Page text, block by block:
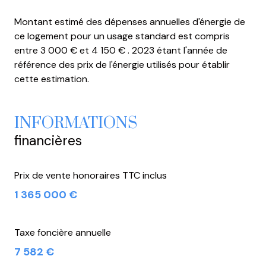
Consommation en énergie finale comprise entre 3000
et 4150 €
Estimation annuelle de la consommation d’énergie du
logement 50 727 kWh
Les coûts sont estimés en fonction des
chaude sanitaire, climatisation, Éclairage, auxiliaires).
ERP Présence de risque(s)
disponibles sur le site Géorisques :
www.georisques.gouv.fr.
Inclus.
Visite et renseignements sur demande.
accès handicapé
Montant estimé des dépenses annuelles d'énergie de
ce logement pour un usage standard est compris
entre 3 000 € et 4 150 € . 2023 étant l'année de
référence des prix de l'énergie utilisés pour établir
cette estimation.
INFORMATIONS
financières
Prix de vente honoraires TTC inclus
1 365 000 €
Taxe foncière annuelle
7 582 €